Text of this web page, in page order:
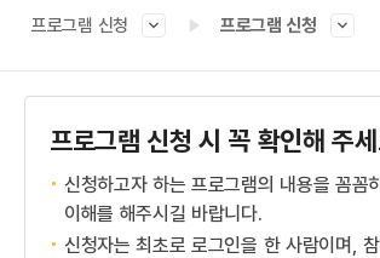
프로그램 신청 프로그램 신청
프로그램 신청 시 꼭 확인해 주
신청하고자 하는 프로그램의 내용을 꼼꼼
이해를 해주시길 바랍니다.
신청자는 최초로 로그인을 한 사람이며,